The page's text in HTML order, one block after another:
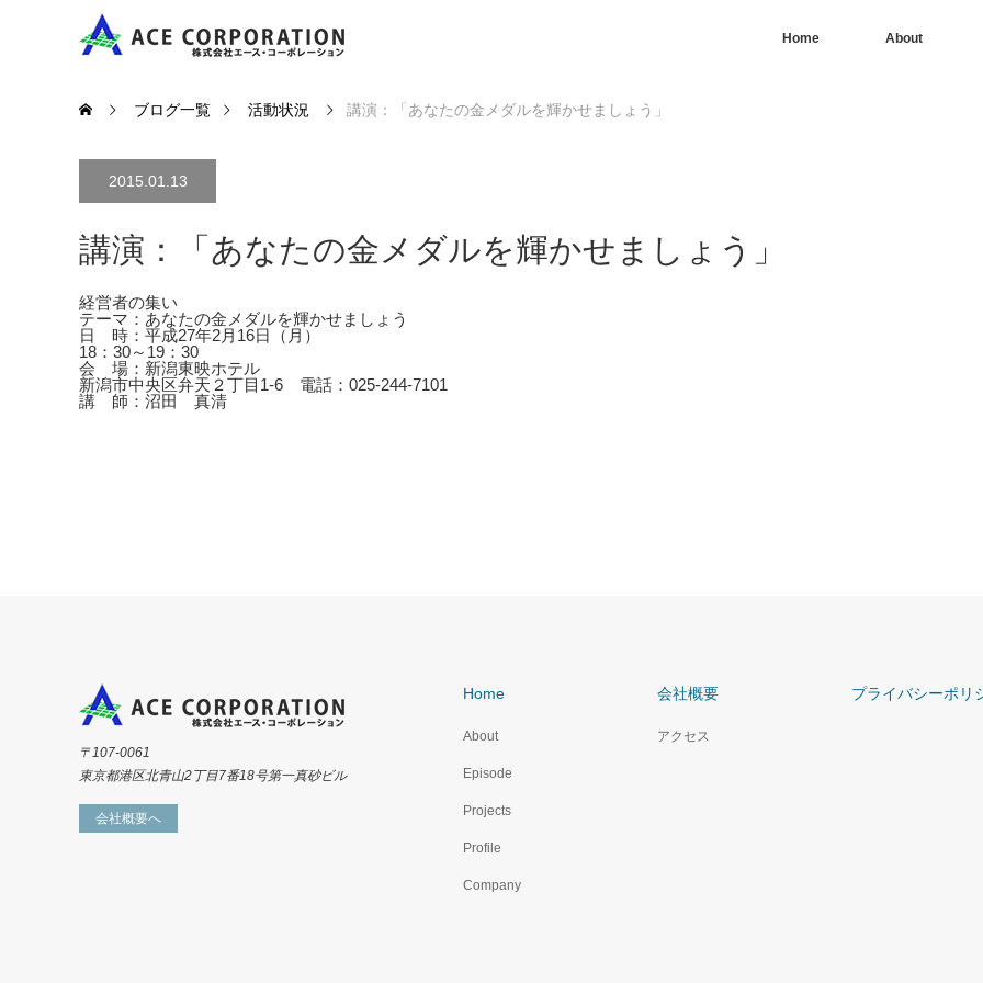
Home About
ブログ一覧 活動状況 講演：「あなたの金メダルを輝かせましょう」
2015.01.13
講演：「あなたの金メダルを輝かせましょう」
経営者の集い
テーマ：あなたの金メダルを輝かせましょう
日 時：平成27年2月16日（月）
18：30～19：30
会 場：新潟東映ホテル
新潟市中央区弁天２丁目1-6 電話：025-244-7101
講 師：沼田 真清
Home
About
Episode
Projects
Profile
Company
会社概要
アクセス
プライバシーポリ
〒107-0061
東京都港区北青山2丁目7番18号第一真砂ビル
会社概要へ